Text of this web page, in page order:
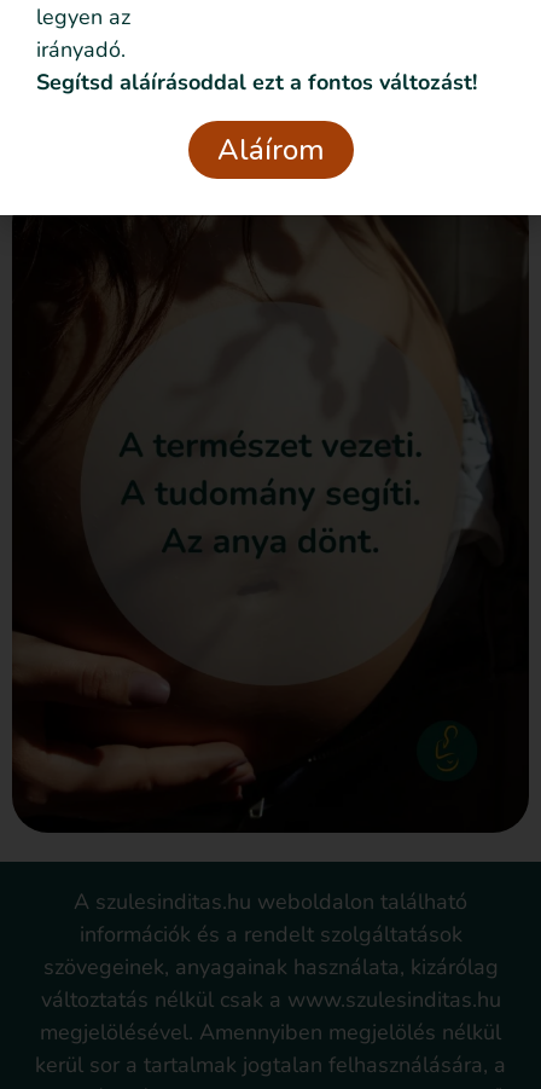
Elolvastam és elfogadom az
nyilatkozatban
A szulesinditas.hu weboldalon található
információk és a rendelt szolgáltatások
szövegeinek, anyagainak használata, kizárólag
változtatás nélkül csak a www.szulesinditas.hu
megjelölésével. Amennyiben megjelölés nélkül
kerül sor a tartalmak jogtalan felhasználására, a
legyen az
irányadó.
Segítsd aláírásoddal ezt a fontos változást!
Aláírom